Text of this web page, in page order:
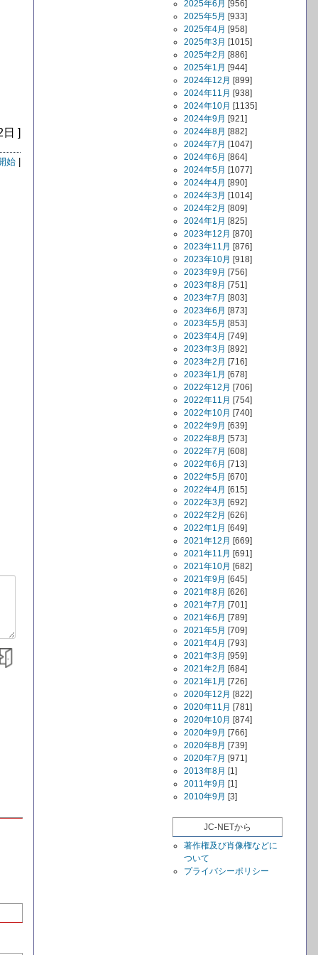
]
始
2025年6月 [956]
2025年5月 [933]
2025年4月 [958]
2025年3月 [1015]
2025年2月 [886]
2025年1月 [944]
2024年12月 [899]
2024年11月 [938]
2024年10月 [1135]
2024年9月 [921]
2024年8月 [882]
2024年7月 [1047]
2024年6月 [864]
2024年5月 [1077]
2024年4月 [890]
2024年3月 [1014]
2024年2月 [809]
2024年1月 [825]
2023年12月 [870]
2023年11月 [876]
2023年10月 [918]
2023年9月 [756]
2023年8月 [751]
2023年7月 [803]
2023年6月 [873]
2023年5月 [853]
2023年4月 [749]
2023年3月 [892]
2023年2月 [716]
2023年1月 [678]
2022年12月 [706]
2022年11月 [754]
2022年10月 [740]
2022年9月 [639]
2022年8月 [573]
2022年7月 [608]
2022年6月 [713]
2022年5月 [670]
2022年4月 [615]
2022年3月 [692]
2022年2月 [626]
2022年1月 [649]
2021年12月 [669]
2021年11月 [691]
2021年10月 [682]
2021年9月 [645]
2021年8月 [626]
2021年7月 [701]
2021年6月 [789]
2021年5月 [709]
2021年4月 [793]
2021年3月 [959]
2021年2月 [684]
2021年1月 [726]
2020年12月 [822]
2020年11月 [781]
2020年10月 [874]
2020年9月 [766]
2020年8月 [739]
2020年7月 [971]
2013年8月 [1]
2011年9月 [1]
2010年9月 [3]
JC-NETから
著作権及び肖像権などに
ついて
プライバシーポリシー